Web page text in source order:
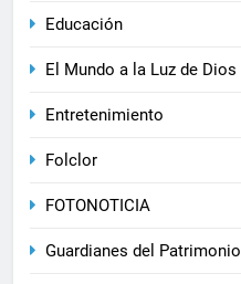
Educación
El Mundo a la Luz de Dios
Entretenimiento
Folclor
FOTONOTICIA
Guardianes del Patrimonio